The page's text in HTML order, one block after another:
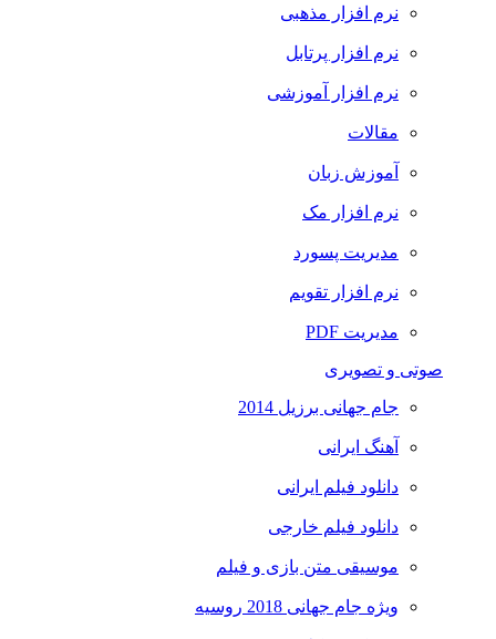
نرم افزار مذهبی
نرم افزار پرتابل
نرم افزار آموزشی
مقالات
آموزش زبان
نرم افزار مک
مدیریت پسورد
نرم افزار تقویم
مدیریت PDF
صوتی و تصویری
جام جهانی برزیل 2014
آهنگ ایرانی
دانلود فیلم ایرانی
دانلود فیلم خارجی
موسیقی متن بازی و فیلم
ویژه جام جهانی 2018 روسیه